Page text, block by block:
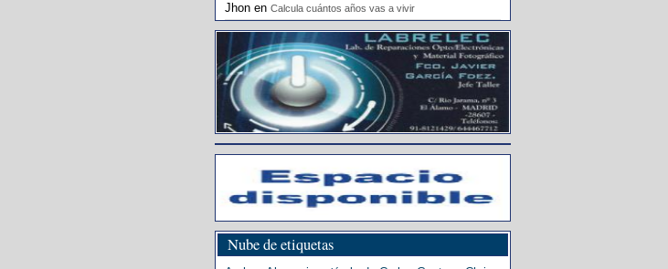
Jhon en Calcula cuántos años vas a vivir
Nube de etiquetas